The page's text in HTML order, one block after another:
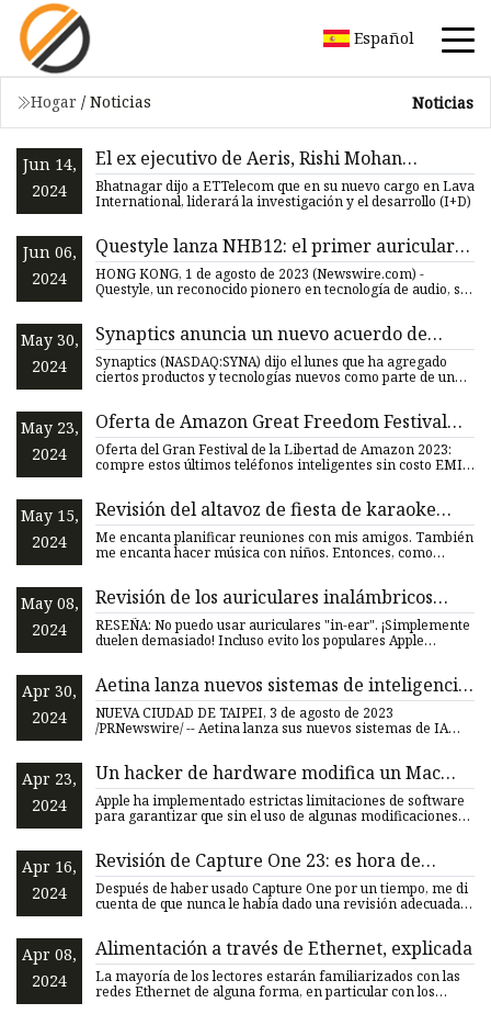
Español
Hogar / Noticias Noticias
Jun 14,
2024
El ex ejecutivo de Aeris, Rishi Mohan
Bhatnagar, se une al local Lava como
presidente de ET Telecom
Bhatnagar dijo a ETTelecom que en su nuevo cargo en Lava
International, liderará la investigación y el desarrollo (I+D)
Jun 06,
2024
Questyle lanza NHB12: el primer auricular
verdaderamente sin pérdidas del mundo
para Apple Music Lossless
HONG KONG, 1 de agosto de 2023 (Newswire.com) -
Questyle, un reconocido pionero en tecnología de audio, se
May 30,
2024
Synaptics anuncia un nuevo acuerdo de
licencia inalámbrica con Broadcom
(NASDAQ:SYNA)
Synaptics (NASDAQ:SYNA) dijo el lunes que ha agregado
ciertos productos y tecnologías nuevos como parte de un
May 23,
2024
Oferta de Amazon Great Freedom Festival
2023: obtenga hasta un 70% de descuento en
los mejores oradores de BoAt y JBL
Oferta del Gran Festival de la Libertad de Amazon 2023:
compre estos últimos teléfonos inteligentes sin costo EMI a
May 15,
2024
Revisión del altavoz de fiesta de karaoke
Tronsmart Halo 200
Me encanta planificar reuniones con mis amigos. También
me encanta hacer música con niños. Entonces, como
May 08,
2024
Revisión de los auriculares inalámbricos
TOZO OpenReal True
RESEÑA: No puedo usar auriculares "in-ear". ¡Simplemente
duelen demasiado! Incluso evito los populares Apple
Apr 30,
2024
Aetina lanza nuevos sistemas de inteligencia
artificial sin ventilador impulsados ​​por
NVIDIA Jetson Orin
NUEVA CIUDAD DE TAIPEI, 3 de agosto de 2023
/PRNewswire/ -- Aetina lanza sus nuevos sistemas de IA
Apr 23,
2024
Un hacker de hardware modifica un Mac
mini M1 para recibir alimentación a través
de Ethernet en lugar de la entrada de CA
Apple ha implementado estrictas limitaciones de software
para garantizar que sin el uso de algunas modificaciones
Apr 16,
2024
Revisión de Capture One 23: es hora de
cambiar para siempre
Después de haber usado Capture One por un tiempo, me di
cuenta de que nunca le había dado una revisión adecuada al
Apr 08,
2024
Alimentación a través de Ethernet, explicada
La mayoría de los lectores estarán familiarizados con las
redes Ethernet de alguna forma, en particular con los